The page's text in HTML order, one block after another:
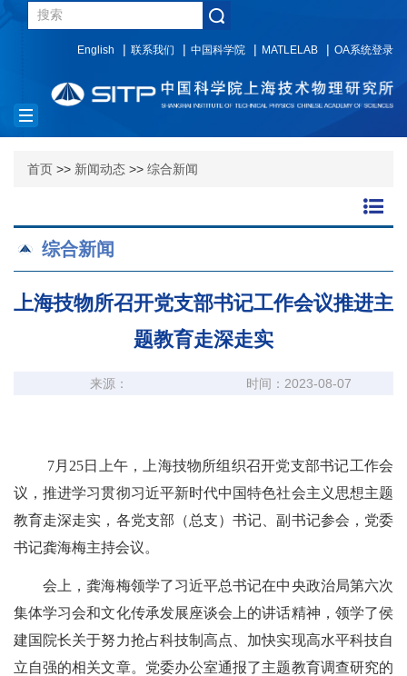
English 联系我们 中国科学院 MATLELAB OA系统登录
Toggle
navigation
首页 >> 新闻动态 >> 综合新闻
综合新闻
上海技物所召开党支部书记工作会议推进主
题教育走深走实
来源： 时间：2023-08-07
7月 25日上午，上海技物所组织召开党支部书记工作会
议，推进学习贯彻习近平新时代中国特色社会主义思想主题
教育走深走实，各党支部（总支）书记、副书记参会，党委
书记龚海梅主持会议。
会上，龚海梅领学了习近平总书记在中央政治局第六次
集体学习会和文化传承发展座谈会上的讲话精神，领学了侯
建国院长关于努力抢占科技制高点、加快实现高水平科技自
立自强的相关文章。党委办公室通报了主题教育调查研究的